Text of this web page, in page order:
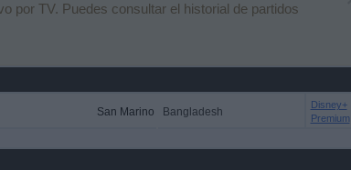
por TV. Puedes consultar el historial de partidos
San Marino Bangladesh
Disney+
Premium